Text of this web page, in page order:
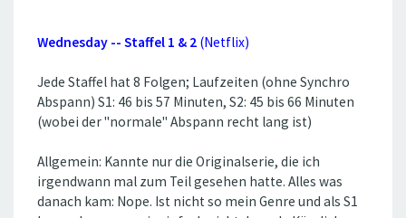
Wednesday -- Staffel 1 & 2 (Netflix)
Jede Staffel hat 8 Folgen; Laufzeiten (ohne Synchro
Abspann) S1: 46 bis 57 Minuten, S2: 45 bis 66 Minuten
(wobei der ''normale'' Abspann recht lang ist)
Allgemein: Kannte nur die Originalserie, die ich
irgendwann mal zum Teil gesehen hatte. Alles was
danach kam: Nope. Ist nicht so mein Genre und als S1